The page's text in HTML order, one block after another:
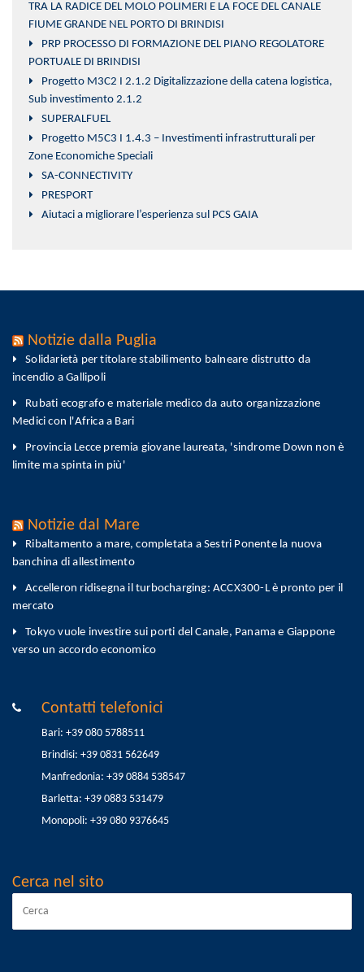
TRA LA RADICE DEL MOLO POLIMERI E LA FOCE DEL CANALE
FIUME GRANDE NEL PORTO DI BRINDISI
PRP PROCESSO DI FORMAZIONE DEL PIANO REGOLATORE
PORTUALE DI BRINDISI
Progetto M3C2 I 2.1.2 Digitalizzazione della catena logistica,
Sub investimento 2.1.2
SUPERALFUEL
Progetto M5C3 I 1.4.3 – Investimenti infrastrutturali per
Zone Economiche Speciali
SA-CONNECTIVITY
PRESPORT
Aiutaci a migliorare l’esperienza sul PCS GAIA
Notizie dalla Puglia
Solidarietà per titolare stabilimento balneare distrutto da
incendio a Gallipoli
Rubati ecografo e materiale medico da auto organizzazione
Medici con l'Africa a Bari
Provincia Lecce premia giovane laureata, 'sindrome Down non è
limite ma spinta in più'
Notizie dal Mare
Ribaltamento a mare, completata a Sestri Ponente la nuova
banchina di allestimento
Accelleron ridisegna il turbocharging: ACCX300-L è pronto per il
mercato
Tokyo vuole investire sui porti del Canale, Panama e Giappone
verso un accordo economico
Contatti telefonici
Bari: +39 080 5788511
Brindisi: +39 0831 562649
Manfredonia: +39 0884 538547
Barletta: +39 0883 531479
Monopoli: +39 080 9376645
Cerca nel sito